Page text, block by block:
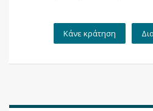
Κάνε κράτηση